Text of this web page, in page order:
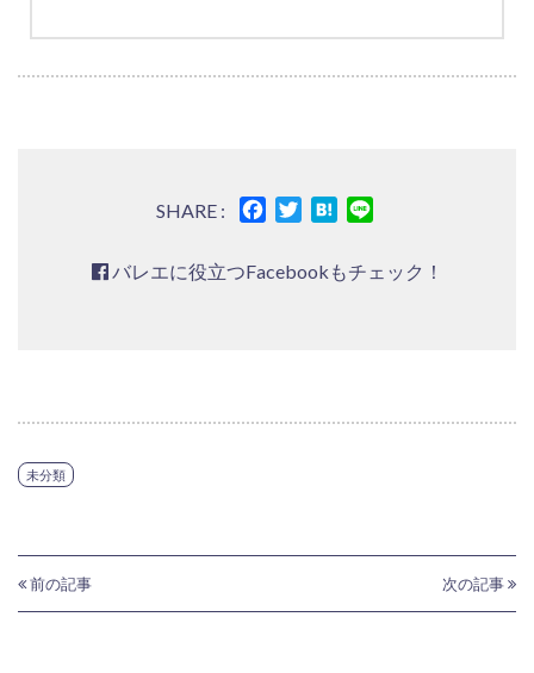
SHARE : FacebookTwitterHatena
バレエに役立つFacebookもチェック！
未分類
前の記事 次の記事